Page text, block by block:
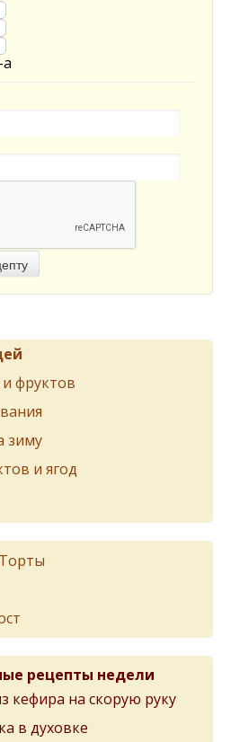
и фруктов
зиму
и ягод
Торты
рецепты недели
кефира на скорую руку
в духовке